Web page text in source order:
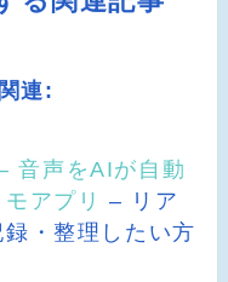
連:
音声をAIが自動
アプリ – リア
・整理したい方